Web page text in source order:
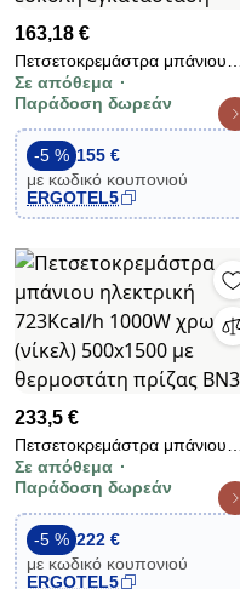
163,18 €
Πετσετοκρεμάστρα μπάνιου
ηλεκτρική 1000W λευκή
980Kcal/h 1800x600 με απλό
θερμοστάτη και εύκολη
εγκατάσταση
Σε απόθεμα
Παράδοση δωρεάν
-5 % 155 €
με κωδικό κουπονιού
ERGOTEL5
233,5 €
Πετσετοκρεμάστρα μπάνιου
ηλεκτρική 723Kcal/h 1000W
χρωμέ (νίκελ) 500x1500 με
θερμοστάτη πρίζας BN30
Σε απόθεμα
Παράδοση δωρεάν
-5 % 222 €
με κωδικό κουπονιού
ERGOTEL5